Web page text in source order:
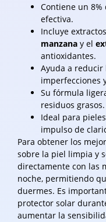
Contiene un 8%
efectiva.
Incluye
manzana y el
antioxidantes.
Ayuda a reducir
imperfecciones
Su fórmula
residuos grasos.
Ideal para
impulso de
Para obtener los
sobre la piel limpia y
directamente con las
noche, permitiendo
duermes. Es
protector solar
aumentar la